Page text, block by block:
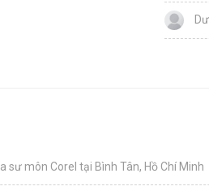
sư môn Corel tại Bình Tân, Hồ Chí Minh